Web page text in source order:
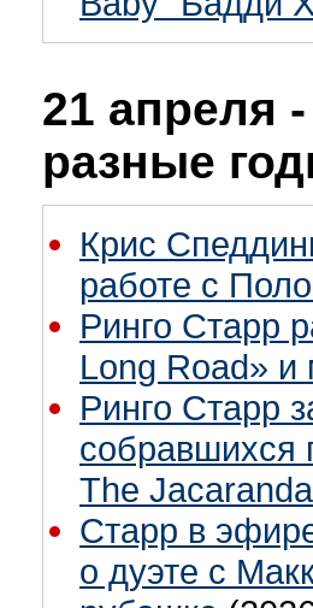
21 апреля
разные
Крис
работе с
Ринго Старр
Long Road»
Ринго Старр
собравшихся
The Jacaranda
Старр в
о дуэте с